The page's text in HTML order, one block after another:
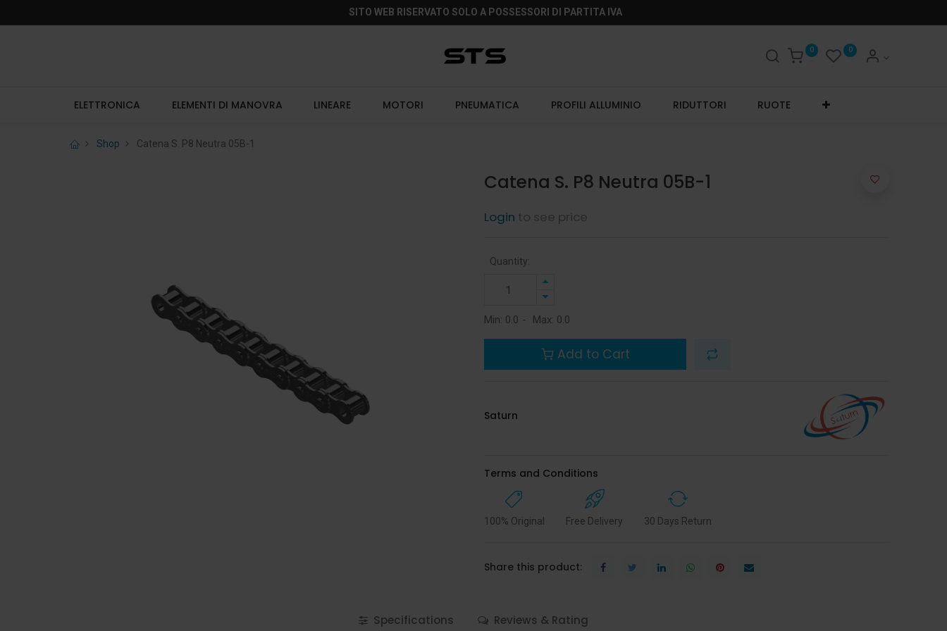
SITO WEB RISERVATO SOLO A POSSESSORI DI PARTITA IVA
0 0
ELETTRONICA ELEMENTI DI MANOVRA LINEARE MOTORI PNEUMATICA PROFILI ALLUMINIO RIDUTTORI RUOTE
Shop Catena S. P8 Neutra 05B-1
Catena S. P8 Neutra 05B-1
Login to see price
Quantity:
Min: 0.0 - Max: 0.0
Add to Cart
Saturn
Terms and Conditions
100% Original Free Delivery 30 Days Return
Share this product:
Specifications Reviews & Rating